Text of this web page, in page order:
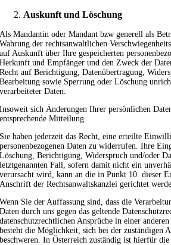
Auskunft und Löschung
Als Mandantin oder Mandant bzw generell als
Wahrung der rechtsanwaltlichen
auf Auskunft über Ihre gespeicherten
Herkunft und Empfänger und den Zweck der
Recht auf Berichtigung, Datenübertragung,
Bearbeitung sowie Sperrung oder Löschung
verarbeiteter Daten.
Insoweit sich Änderungen Ihrer persönlichen
entsprechende Mitteilung.
Sie haben jederzeit das Recht, eine erteilte
personenbezogenen Daten zu widerrufen. Ihre
Löschung, Berichtigung, Widerspruch und/oder
letztgenannten Fall, sofern damit nicht ein
verursacht wird, kann an die in Punkt 10. dieser
Anschrift der Rechtsanwaltskanzlei gerichtet
Wenn Sie der Auffassung sind, dass die
Daten durch uns gegen das geltende
datenschutzrechtlichen Ansprüche in einer
besteht die Möglichkeit, sich bei der zuständigen
beschweren. In Österreich zuständig ist hierfür die